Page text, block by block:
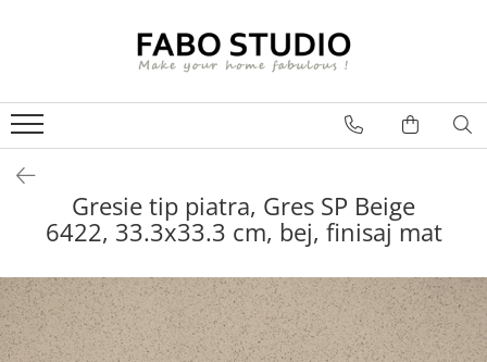
GRESIE INTERIOR
GRESIE EXTERIOR 2 CM
GRESIE TIP LEMN
GRESIE XXL - LASTRE
TREPTE DIN GRESIE
FAIANTA
MOBILIER DE INTERIOR
CANAPELE
SCAUNE
CONSOLE
Gresie tip piatra, Gres SP Beige
6422, 33.3x33.3 cm, bej, finisaj mat